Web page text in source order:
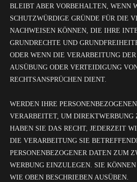
BLEIBT ABER VORBEHALTEN, WENN
SCHUTZWÜRDIGE GRÜNDE FÜR DIE
NACHWEISEN KÖNNEN, DIE IHRE
GRUNDRECHTE UND
ODER WENN DIE VERARBEITUNG
AUSÜBUNG ODER VERTEIDIGUNG
RECHTSANSPRÜCHEN DIENT.
WERDEN IHRE
VERARBEITET, UM DIREKTWERBUNG
HABEN SIE DAS RECHT, JEDERZEIT
DIE VERARBEITUNG SIE
PERSONENBEZOGENER DATEN ZUM
WERBUNG EINZULEGEN. SIE
WIE OBEN BESCHRIEBEN AUSÜBEN.